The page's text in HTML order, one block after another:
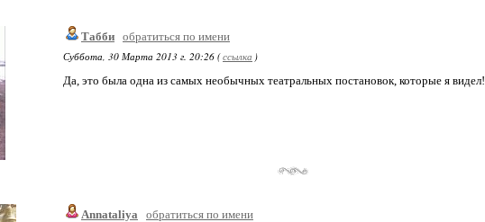
Табби обратиться по имени
Суббота, 30 Марта 2013 г. 20:26 (ссылка )
Да, это была одна из самых необычных театральных постановок, которые я видел!
Annataliya
обратиться по имени